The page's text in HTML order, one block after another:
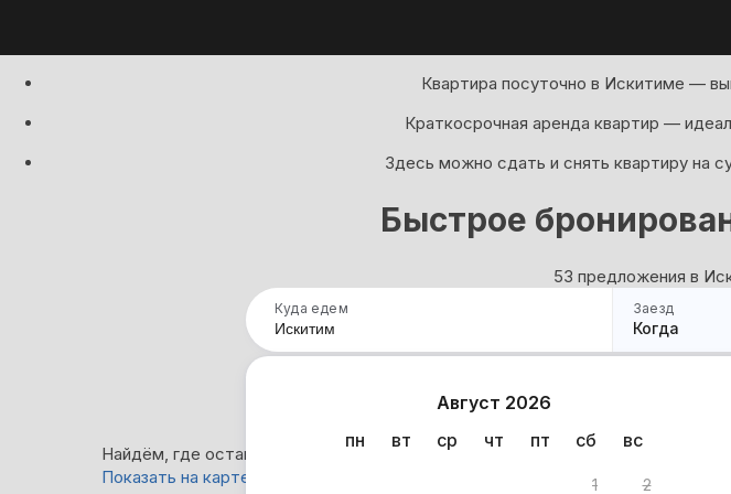
Квартира посуточно в Искитиме —
Краткосрочная аренда квартир —
Здесь можно сдать и снять квартиру на
Быстрое
53 предложения в
Куда едем Заезд
Когда
Август 2026
пн
вт ср чт пт сб вс
1 2
Найдём, где остановиться в Искитиме: 53 варианта
Показать на карте